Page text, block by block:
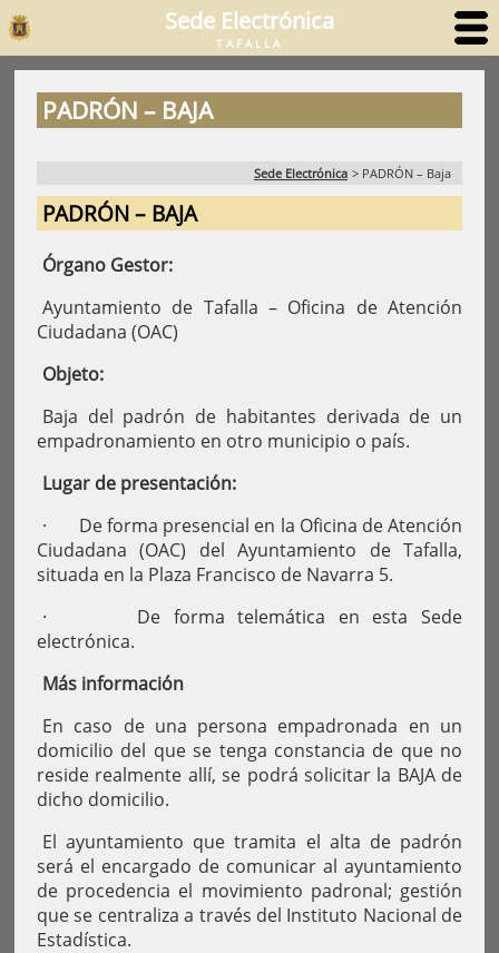
Sede Electrónica
TAFALLA
PADRÓN – BAJA
Sede Electrónica > PADRÓN – Baja
PADRÓN – BAJA
Órgano Gestor:
Ayuntamiento de Tafalla – Oficina de Atención
Ciudadana (OAC)
Objeto:
Baja del padrón de habitantes derivada de un
empadronamiento en otro municipio o país.
Lugar de presentación:
· De forma presencial en la Oficina de Atención
Ciudadana (OAC) del Ayuntamiento de Tafalla,
situada en la Plaza Francisco de Navarra 5.
· De forma telemática en esta Sede
electrónica.
Más información
En caso de una persona empadronada en un
domicilio del que se tenga constancia de que no
reside realmente allí, se podrá solicitar la BAJA de
dicho domicilio.
El ayuntamiento que tramita el alta de padrón
será el encargado de comunicar al ayuntamiento
de procedencia el movimiento padronal; gestión
que se centraliza a través del Instituto Nacional de
Estadística.